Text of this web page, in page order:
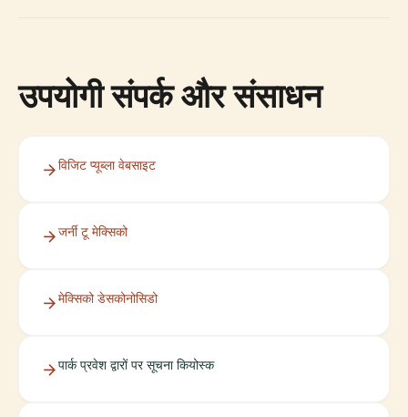
उपयोगी संपर्क और संसाधन
विजिट प्यूब्ला वेबसाइट
जर्नी टू मेक्सिको
मेक्सिको डेसकोनोसिडो
पार्क प्रवेश द्वारों पर सूचना कियोस्क